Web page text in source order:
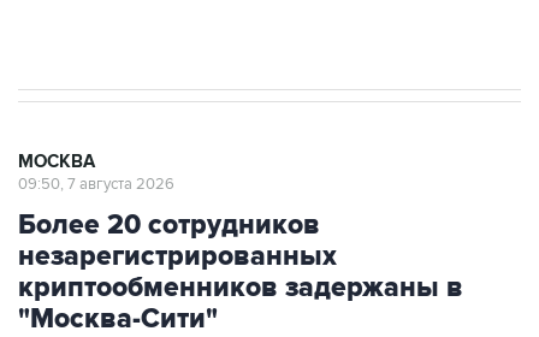
МОСКВА
09:50, 7 августа 2026
Более 20 сотрудников
незарегистрированных
криптообменников задержаны в
"Москва-Сити"